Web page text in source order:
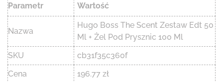
Parametr Wartość
Nazwa
Hugo Boss The Scent Zestaw Edt 50
Ml + Żel Pod Prysznic 100 Ml
SKU
cb31f35c360f
Cena
196.77 zł